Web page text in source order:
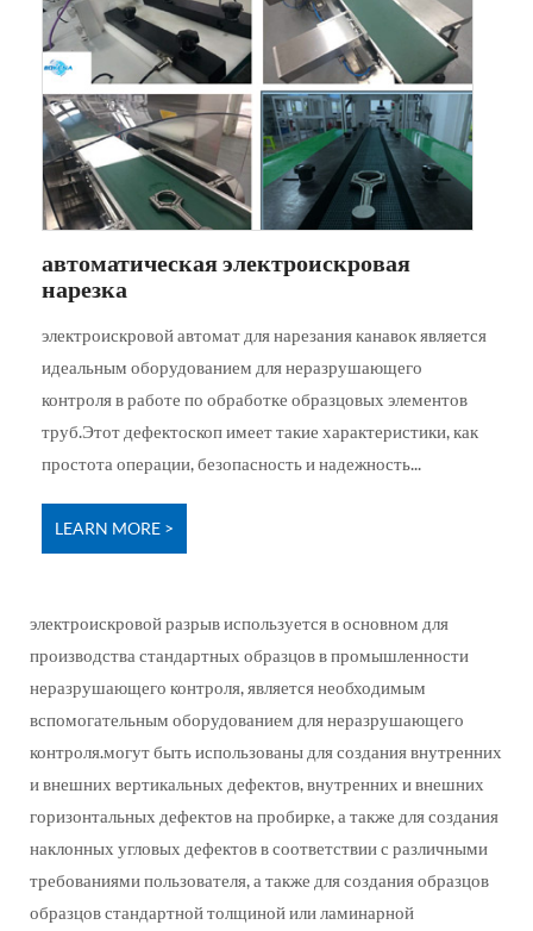
автоматическая электроискровая
нарезка
электроискровой автомат для нарезания канавок является
идеальным оборудованием для неразрушающего
контроля в работе по обработке образцовых элементов
труб.Этот дефектоскоп имеет такие характеристики, как
простота операции, безопасность и надежность...
LEARN MORE >
электроискровой разрыв используется в основном для
производства стандартных образцов в промышленности
неразрушающего контроля, является необходимым
вспомогательным оборудованием для неразрушающего
контроля.могут быть использованы для создания внутренних
и внешних вертикальных дефектов, внутренних и внешних
горизонтальных дефектов на пробирке, а также для создания
наклонных угловых дефектов в соответствии с различными
требованиями пользователя, а также для создания образцов
образцов стандартной толщиной или ламинарной